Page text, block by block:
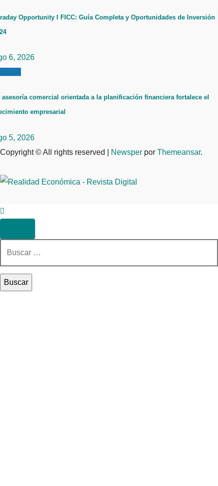
Opportunity I FICC: Guía Completa y Oportunidades de Inversión
6, 2026
asesoría comercial orientada a la planificación financiera fortalece el
empresarial
5, 2026
Copyright © All rights reserved
Newsper por Themeansar.